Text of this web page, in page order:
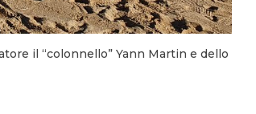
il “colonnello” Yann Martin e dello